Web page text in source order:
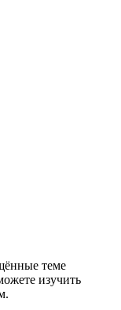
теме
изучить